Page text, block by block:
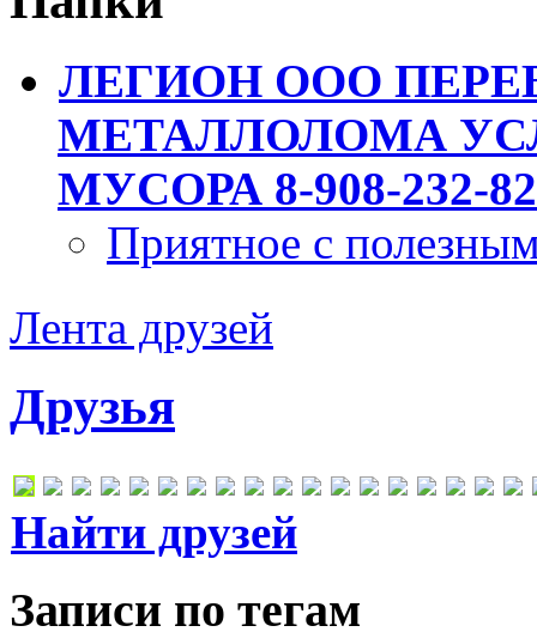
ЛЕГИОН ООО
МЕТАЛЛОЛОМА
МУСОРА 8-908-232-
Приятное с
Лента друзей
Друзья
Найти друзей
Записи по тегам